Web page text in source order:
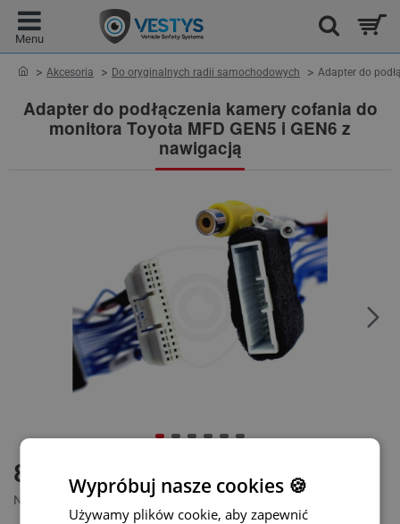
Adapter do podłączenia kamery cofania do
monitora Toyota MFD GEN5 i GEN6 z
nawigacją
homeAkcesoria Do oryginalnych radii samochodowych Adapter do
85 zł
Netto: 69,11 zł
MODEL:
Wypróbuj nasze cookies 🍪
Używamy plików cookie, aby zapewnić